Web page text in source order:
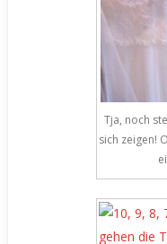
Tja, noch
sich zeigen!